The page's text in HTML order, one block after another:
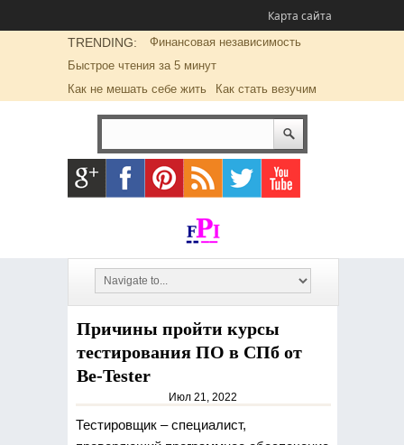
Карта сайта
TRENDING:
Финансовая независимость
Быстрое чтения за 5 минут
Как не мешать себе жить
Как стать везучим
Причины пройти курсы
тестирования ПО в СПб от
Be-Tester
Июл 21, 2022
Тестировщик – специалист,